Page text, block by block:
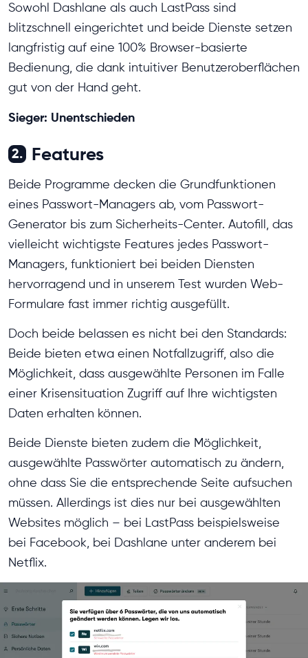
Sowohl Dashlane als auch LastPass sind
blitzschnell eingerichtet und beide Dienste setzen
langfristig auf eine 100% Browser-basierte
Bedienung, die dank intuitiver Benutzeroberflächen
gut von der Hand geht.
Sieger: Unentschieden
2. Features
Beide Programme decken die Grundfunktionen
eines Passwort-Managers ab, vom Passwort-
Generator bis zum Sicherheits-Center. Autofill, das
vielleicht wichtigste Features jedes Passwort-
Managers, funktioniert bei beiden Diensten
hervorragend und in unserem Test wurden Web-
Formulare fast immer richtig ausgefüllt.
Doch beide belassen es nicht bei den Standards:
Beide bieten etwa einen Notfallzugriff, also die
Möglichkeit, dass ausgewählte Personen im Falle
einer Krisensituation Zugriff auf Ihre wichtigsten
Daten erhalten können.
Beide Dienste bieten zudem die Möglichkeit,
ausgewählte Passwörter automatisch zu ändern,
ohne dass Sie die entsprechende Seite aufsuchen
müssen. Allerdings ist dies nur bei ausgewählten
Websites möglich – bei LastPass beispielsweise
bei Facebook, bei Dashlane unter anderem bei
Netflix.